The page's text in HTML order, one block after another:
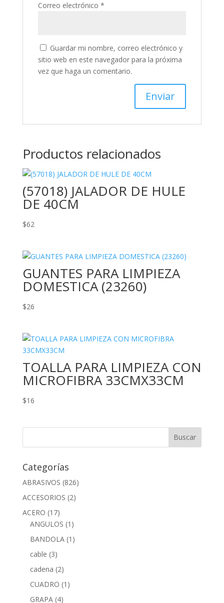
Correo electrónico *
Guardar mi nombre, correo electrónico y
sitio web en este navegador para la próxima
vez que haga un comentario.
Productos relacionados
(57018) JALADOR DE HULE
DE 40CM
$62
GUANTES PARA LIMPIEZA
DOMESTICA (23260)
$26
TOALLA PARA LIMPIEZA CON
MICROFIBRA 33CMX33CM
$16
Categorías
ABRASIVOS (826)
ACCESORIOS (2)
ACERO (17)
ANGULOS (1)
BANDOLA (1)
cable (3)
cadena (2)
CUADRO (1)
GRAPA (4)